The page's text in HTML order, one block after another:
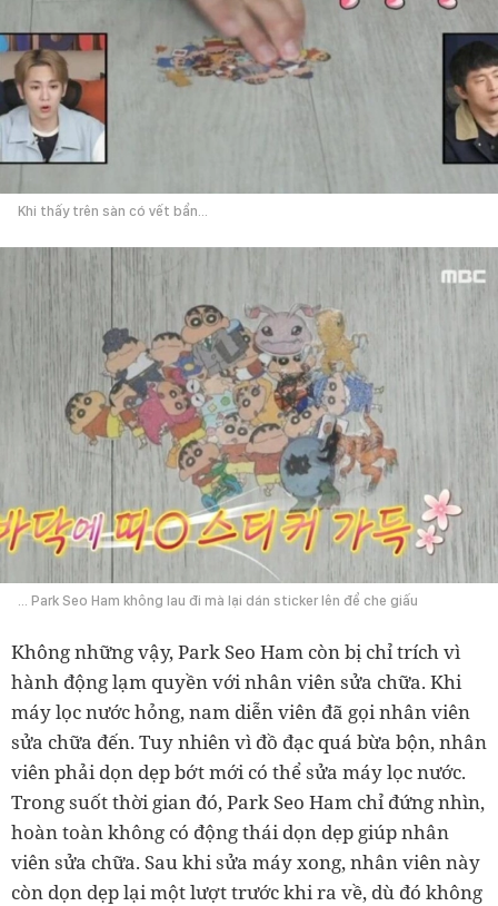
Khi thấy trên sàn có vết bẩn...
... Park Seo Ham không lau đi mà lại dán sticker lên để che giấu
Không những vậy, Park Seo Ham còn bị chỉ trích vì
hành động lạm quyền với nhân viên sửa chữa. Khi
máy lọc nước hỏng, nam diễn viên đã gọi nhân viên
sửa chữa đến. Tuy nhiên vì đồ đạc quá bừa bộn, nhân
viên phải dọn dẹp bớt mới có thể sửa máy lọc nước.
Trong suốt thời gian đó, Park Seo Ham chỉ đứng nhìn,
hoàn toàn không có động thái dọn dẹp giúp nhân
viên sửa chữa. Sau khi sửa máy xong, nhân viên này
còn dọn dẹp lại một lượt trước khi ra về, dù đó không